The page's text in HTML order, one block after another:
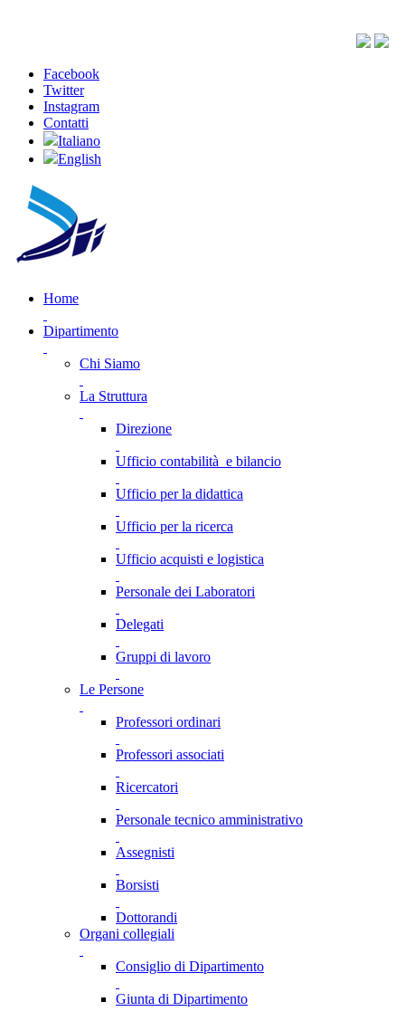
Facebook
Twitter
Instagram
Contatti
Italiano
English
Home
Dipartimento
Chi Siamo
La Struttura
Direzione
Ufficio contabilità e bilancio
Ufficio per la didattica
Ufficio per la ricerca
Ufficio acquisti e logistica
Personale dei Laboratori
Delegati
Gruppi di lavoro
Le Persone
Professori ordinari
Professori associati
Ricercatori
Personale tecnico amministrativo
Assegnisti
Borsisti
Dottorandi
Organi collegiali
Consiglio di Dipartimento
Giunta di Dipartimento